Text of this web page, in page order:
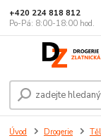
+420 224 818 812
Po-Pá: 8:00-18:00 hod.
Úvod Drogerie